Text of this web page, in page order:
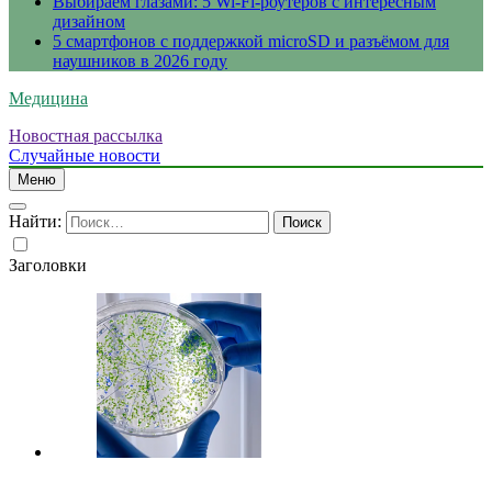
дизайном
5 смартфонов с поддержкой microSD и разъёмом для
наушников в 2026 году
Медицина
Новостная рассылка
Случайные новости
Меню
Найти:
Заголовки